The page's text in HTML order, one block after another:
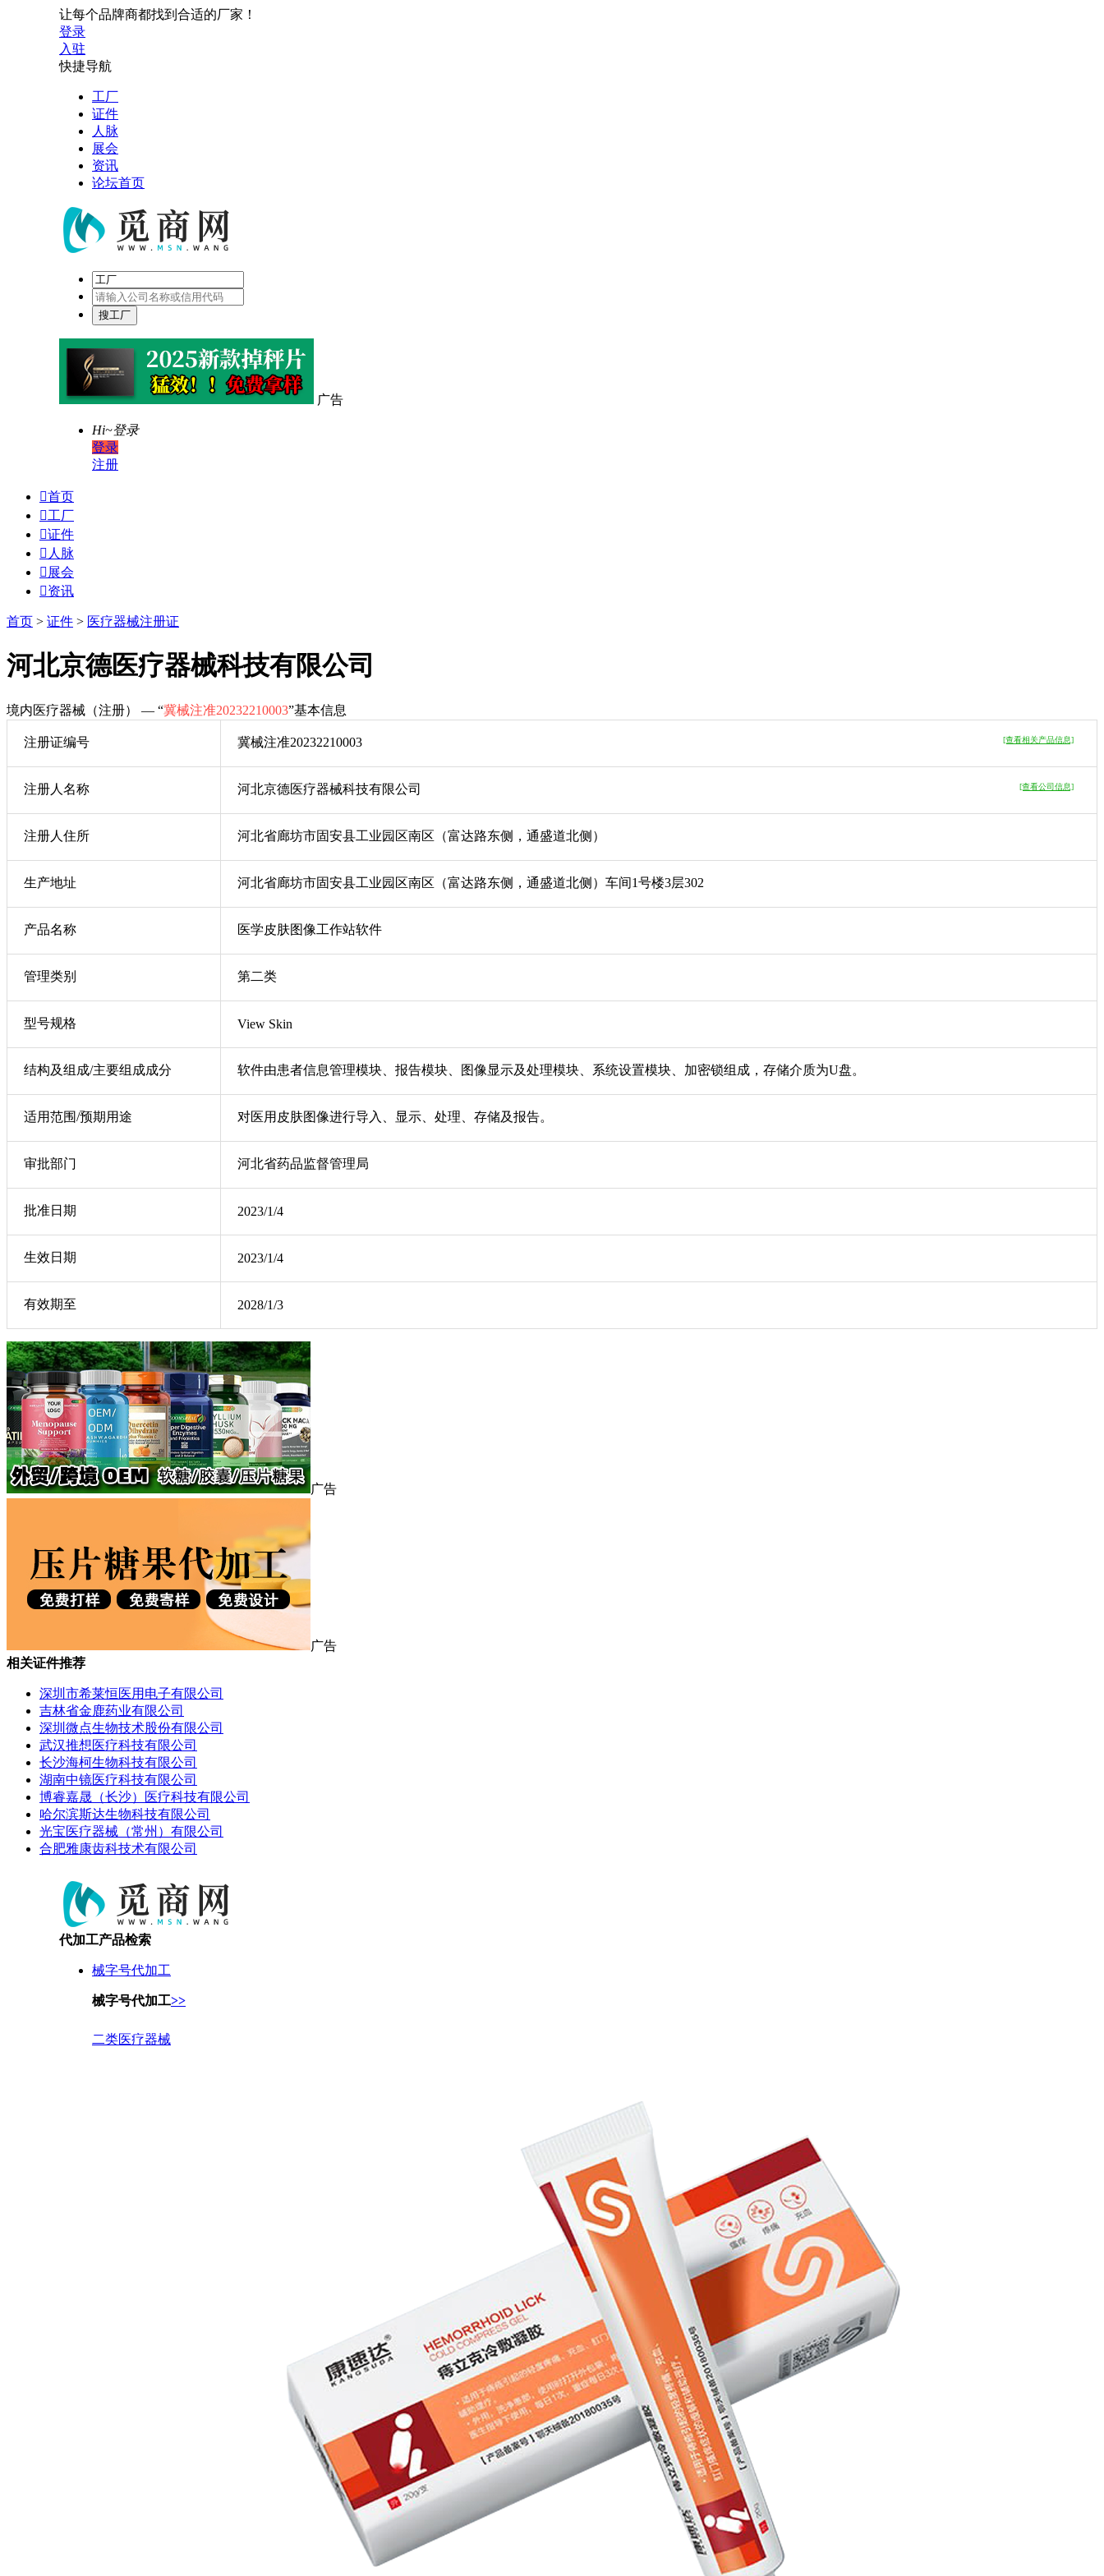
让每个品牌商都找到合适的厂家！
登录
入驻
快捷导航
工厂
证件
人脉
展会
资讯
论坛首页
广告
Hi~登录
登录
注册
首页
工厂
证件
 人脉
 展会
资讯
首页 > 证件 > 医疗器械注册证
河北京德医疗器械科技有限公司
境内医疗器械（注册） — “冀械注准20232210003”基本信息
注册证编号 冀械注准20232210003 [查看相关产品信息]
注册人名称 河北京德医疗器械科技有限公司 [查看公司信息]
注册人住所 河北省廊坊市固安县工业园区南区（富达路东侧，通盛道北侧）
生产地址 河北省廊坊市固安县工业园区南区（富达路东侧，通盛道北侧）车间1号楼3层302
产品名称 医学皮肤图像工作站软件
管理类别 第二类
型号规格 View Skin
结构及组成/主要组成成分 软件由患者信息管理模块、报告模块、图像显示及处理模块、系统设置模块、加密锁组成，存储介质为U盘。
适用范围/预期用途 对医用皮肤图像进行导入、显示、处理、存储及报告。
审批部门 河北省药品监督管理局
批准日期 2023/1/4
生效日期 2023/1/4
有效期至 2028/1/3
广告
广告
相关证件推荐
深圳市希莱恒医用电子有限公司
吉林省金鹿药业有限公司
深圳微点生物技术股份有限公司
武汉推想医疗科技有限公司
长沙海柯生物科技有限公司
湖南中镜医疗科技有限公司
博睿嘉晟（长沙）医疗科技有限公司
哈尔滨斯达生物科技有限公司
光宝医疗器械（常州）有限公司
合肥雅康齿科技术有限公司
代加工产品检索
械字号代加工
械字号代加工>>
二类医疗器械